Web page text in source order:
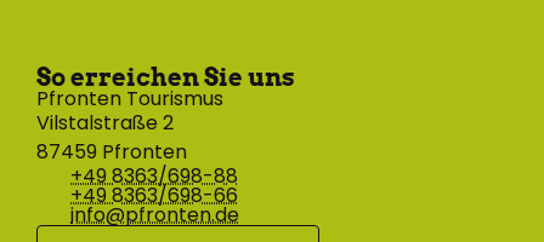
So erreichen Sie uns
Pfronten Tourismus
Vilstalstraße 2
87459 Pfronten
+49 8363/698-88
+49 8363/698-66
info@pfronten.de